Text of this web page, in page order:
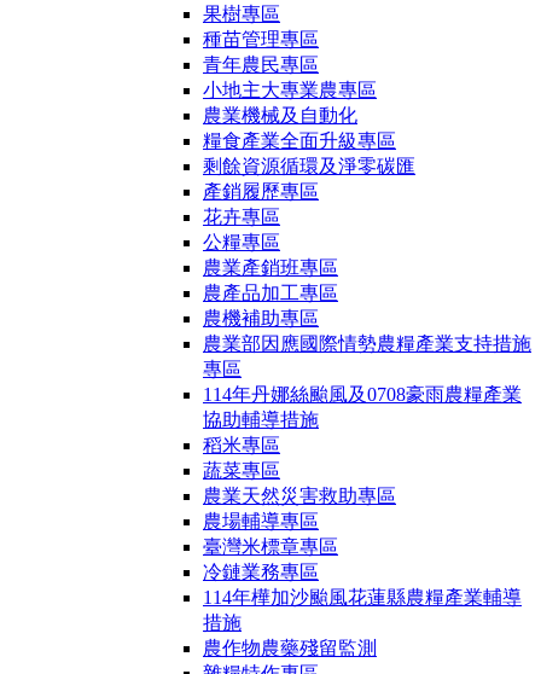
果樹專區
種苗管理專區
青年農民專區
小地主大專業農專區
農業機械及自動化
糧食產業全面升級專區
剩餘資源循環及淨零碳匯
產銷履歷專區
花卉專區
公糧專區
農業產銷班專區
農產品加工專區
農機補助專區
農業部因應國際情勢農糧產業支持措施
專區
114年丹娜絲颱風及0708豪雨農糧產業
協助輔導措施
稻米專區
蔬菜專區
農業天然災害救助專區
農場輔導專區
臺灣米標章專區
冷鏈業務專區
114年樺加沙颱風花蓮縣農糧產業輔導
措施
農作物農藥殘留監測